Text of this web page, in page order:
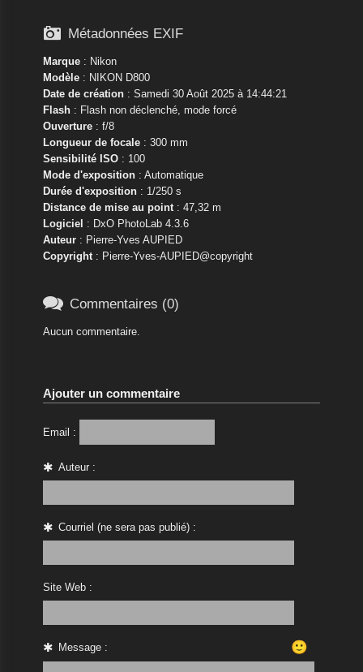
 Métadonnées EXIF
Marque: Nikon
Modèle: NIKON D800
Date de création: Samedi 30 Août 2025 à 14:44:21
Flash: Flash non déclenché, mode forcé
Ouverture: f/8
Longueur de focale: 300 mm
Sensibilité ISO: 100
Mode d'exposition: Automatique
Durée d'exposition: 1/250 s
Distance de mise au point: 47,32 m
Logiciel : DxO PhotoLab 4.3.6
Auteur: Pierre-Yves AUPIED
Copyright: Pierre-Yves-AUPIED@copyright
 Commentaires (0)
Aucun commentaire.
Ajouter un commentaire
Email :
Auteur :
Courriel (ne sera pas publié) :
Site Web :
Message : 🙂